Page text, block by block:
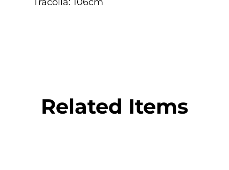
Related Items